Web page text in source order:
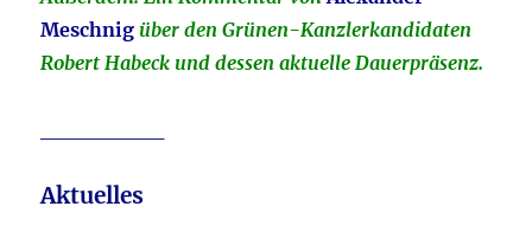
Meschnig über den Grünen-Kanzlerkandidaten
Robert Habeck und dessen aktuelle Dauerpräsenz.
Aktuelles